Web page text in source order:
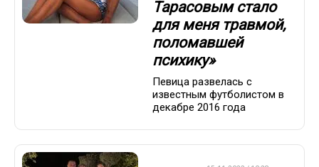
Тарасовым стало
для меня травмой,
поломавшей
психику»
Певица развелась с
известным футболистом в
декабре 2016 года